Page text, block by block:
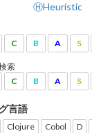
ⒽHeuristic
C B A S
索
C B A S
言語
Clojure Cobol D